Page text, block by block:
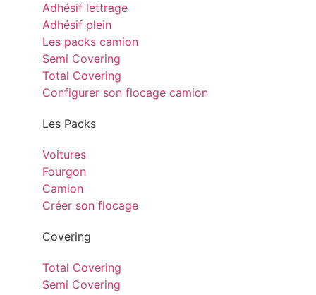
Adhésif lettrage
Adhésif plein
Les packs camion
Semi Covering
Total Covering
Configurer son flocage camion
Les Packs
Voitures
Fourgon
Camion
Créer son flocage
Covering
Total Covering
Semi Covering